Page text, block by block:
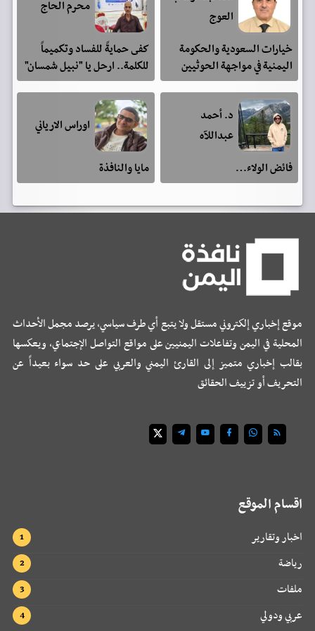
العوج
خيارات السعودية والحكومة
اليمنية في مواجهة الحوثيين
محرم الحاج
كفى حمايةً للفساد وتكميماً
للكلمة.. ارحل يا "نبيل شمسان"
د. أحمد
عبداللآه
فائض الولاء…
اوراس الارياني
مايا والنافذة
موقع إخباري إلكتروني مستقل ولا يتبع أي طرف سياسي، يرصد مجمل الأحداث
المحلية في اليمن وتفاعلات اليمنيين على مواقع التواصل الإجتماعي، ويعكسها
بقالب إخباري متميز إلى القارئ اليمني والعربي على حد سواء بعيداً عن
التحريف أو تزييف الحقائق
اقسام الموقع
اخبار وتقارير
رياضة
ملفات
عربي ودولي